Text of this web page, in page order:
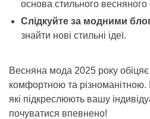
основа стильного весняного
Слідкуйте за модними
знайти нові стильні ідеї.
Весняна мода 2025 року
комфортною та різноманітною.
які підкреслюють вашу
почуватися впевнено!